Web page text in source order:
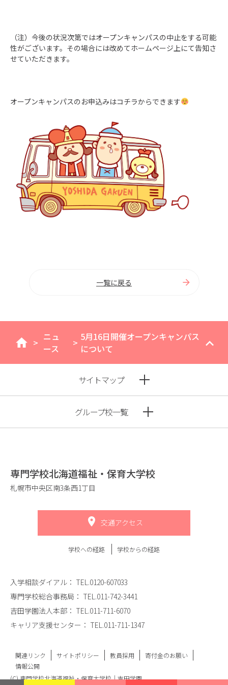
（注）今後の状況次第ではオープンキャンパスの中止をする可能
性がございます。その場合には改めてホームページ上にて告知さ
せていただきます。
オープンキャンパスのお申込みはコチラからできます
一覧に戻る
home
> ニュ
ース
> 5月16日開催オープンキャンパス
について
サイトマップ
グループ校一覧
専門学校北海道福祉・保育大学校
札幌市中央区南3条西1丁目
交通アクセス
学校への経路 学校からの経路
入学相談ダイアル： TEL.0120-607033
専門学校総合事務局： TEL.011-742-3441
吉田学園法人本部： TEL.011-711-6070
キャリア支援センター： TEL.011-711-1347
関連リンク サイトポリシー 教員採用
寄付金のお願い
情報公開
(C) 専門学校北海道福祉・保育大学校｜吉田学園